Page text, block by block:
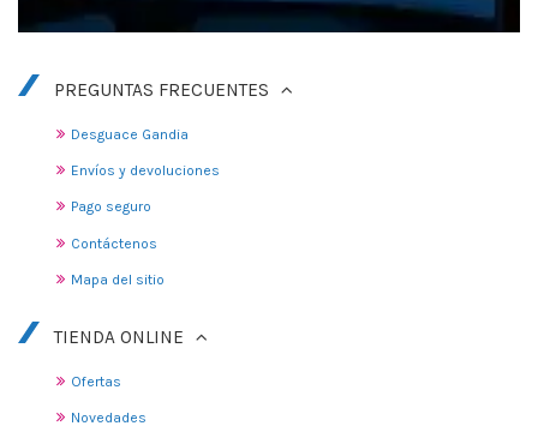
PREGUNTAS FRECUENTES
Desguace Gandia
Envíos y devoluciones
Pago seguro
Contáctenos
Mapa del sitio
TIENDA ONLINE
Ofertas
Novedades